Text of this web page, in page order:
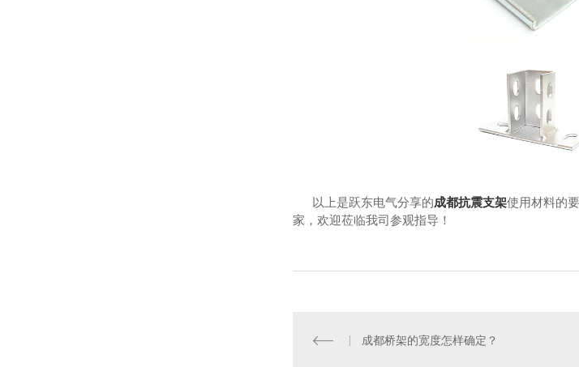
以上是跃东电气分享的成都抗震支架使用材料的
家，欢迎莅临我司参观指导！
成都桥架的宽度怎样确定？